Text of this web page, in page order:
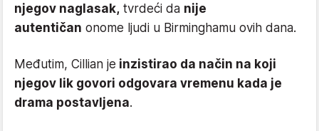
njegov naglasak, tvrdeći da nije
autentičan onome ljudi u Birminghamu ovih dana.
Međutim, Cillian je inzistirao da način na koji
njegov lik govori odgovara vremenu kada je
drama postavljena.